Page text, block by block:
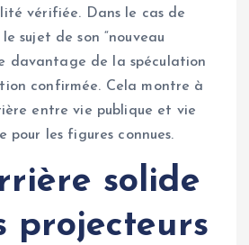
vérifiée. Dans le cas de
sujet de son “nouveau
davantage de la spéculation
confirmée. Cela montre à
entre vie publique et vie
pour les figures connues.
solide
projecteurs